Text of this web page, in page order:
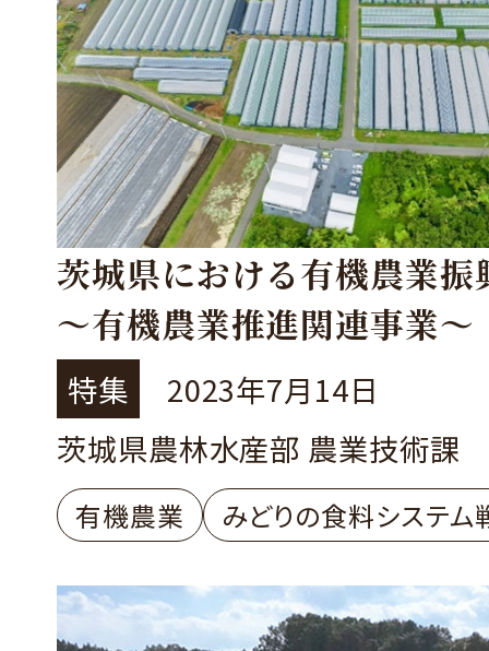
茨城県における有機農業振
～有機農業推進関連事業～
特集
2023年7月14日
茨城県農林水産部 農業技術課
有機農業 みどりの食料システム